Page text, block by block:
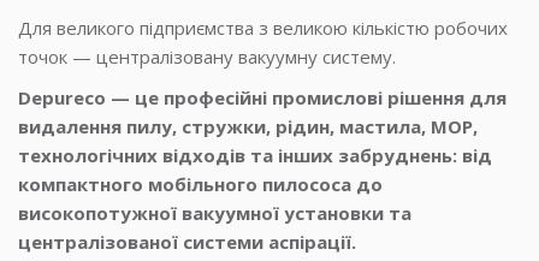
Для великого підприємства з великою кількістю робочих
точок — централізовану вакуумну систему.
Depureco — це професійні промислові рішення для
видалення пилу, стружки, рідин, мастила, МОР,
технологічних відходів та інших забруднень: від
компактного мобільного пилососа до
високопотужної вакуумної установки та
централізованої системи аспірації.